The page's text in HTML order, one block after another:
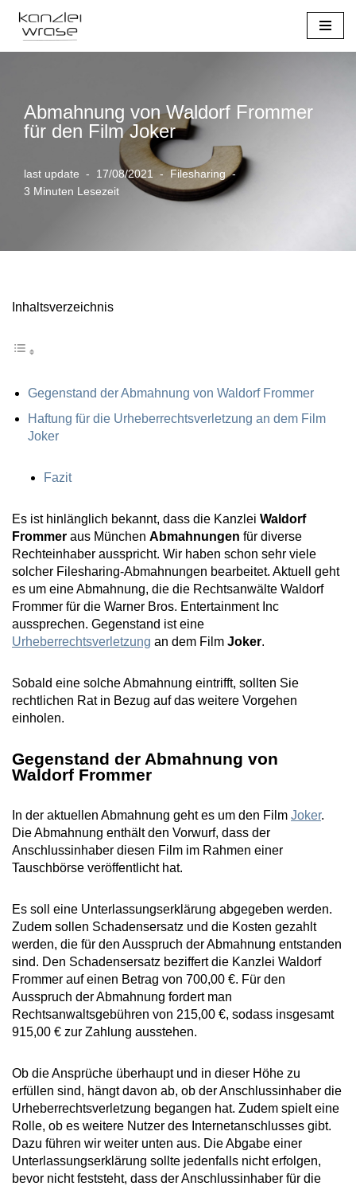
Zum
Abmahnung von Waldorf Frommer
für den Film Joker
last update 17/08/2021
Filesharing
3 Minuten Lesezeit
Inhaltsverzeichnis
Gegenstand der Abmahnung von Waldorf Frommer
Haftung für die Urheberrechtsverletzung an dem Film
Joker
Fazit
Es ist hinlänglich bekannt, dass die Kanzlei Waldorf
Frommer aus München Abmahnungen für diverse
Rechteinhaber ausspricht. Wir haben schon sehr viele
solcher Filesharing-Abmahnungen bearbeitet. Aktuell geht
es um eine Abmahnung, die die Rechtsanwälte Waldorf
Frommer für die Warner Bros. Entertainment Inc
aussprechen. Gegenstand ist eine
Urheberrechtsverletzung an dem Film Joker.
Sobald eine solche Abmahnung eintrifft, sollten Sie
rechtlichen Rat in Bezug auf das weitere Vorgehen
einholen.
Gegenstand der Abmahnung von
Waldorf Frommer
In der aktuellen Abmahnung geht es um den Film Joker.
Die Abmahnung enthält den Vorwurf, dass der
Anschlussinhaber diesen Film im Rahmen einer
Tauschbörse veröffentlicht hat.
Es soll eine Unterlassungserklärung abgegeben werden.
Zudem sollen Schadensersatz und die Kosten gezahlt
werden, die für den Ausspruch der Abmahnung entstanden
sind. Den Schadensersatz beziffert die Kanzlei Waldorf
Frommer auf einen Betrag von 700,00 €. Für den
Ausspruch der Abmahnung fordert man
Rechtsanwaltsgebühren von 215,00 €, sodass insgesamt
915,00 € zur Zahlung ausstehen.
Ob die Ansprüche überhaupt und in dieser Höhe zu
erfüllen sind, hängt davon ab, ob der Anschlussinhaber die
Urheberrechtsverletzung begangen hat. Zudem spielt eine
Rolle, ob es weitere Nutzer des Internetanschlusses gibt.
Dazu führen wir weiter unten aus. Die Abgabe einer
Unterlassungserklärung sollte jedenfalls nicht erfolgen,
bevor nicht feststeht, dass der Anschlussinhaber für die